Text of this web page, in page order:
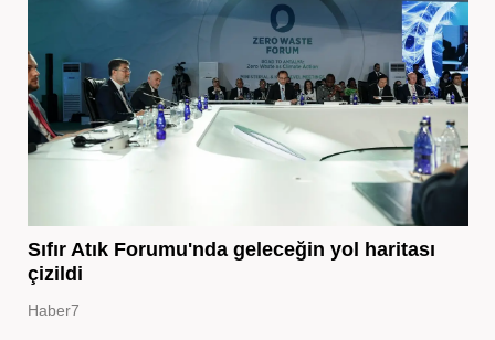
Sıfır Atık Forumu'nda geleceğin yol haritası
çizildi
Haber7